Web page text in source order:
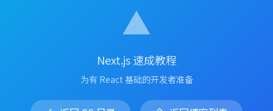
▲
Next.js 速成教程
为有 React 基础的开发者准备